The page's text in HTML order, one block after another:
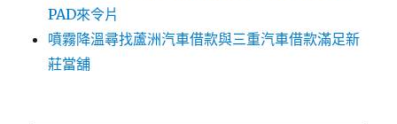
PAD來令片
噴霧降溫尋找蘆洲汽車借款與三重汽車借款滿足新
莊當舖